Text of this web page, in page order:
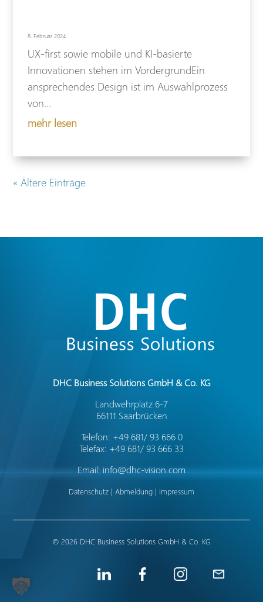
8. Februar 2024
UX-first sowie mobile und KI-basierte
Innovationen stehen im VordergrundEin
ansprechendes Design ist im Auswahlprozess
von...
mehr lesen
« Ältere Einträge
DHC Business Solutions GmbH & Co. KG
Landwehrplatz 6-7
66111 Saarbrücken
Telefon: +49 681/ 93 666 0
Telefax: +49 681/ 93 666 33
Email:info@dhc-vision.com
Datenschutz | Abmeldung | Impressum
© 2026 DHC Business Solutions GmbH & Co. KG